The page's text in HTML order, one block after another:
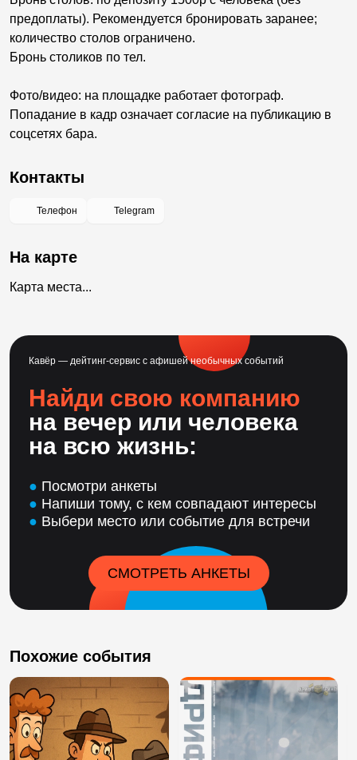
предоплаты). Рекомендуется бронировать заранее;
количество столов ограничено.
Бронь столиков по тел.
Фото/видео: на площадке работает фотограф.
Попадание в кадр означает согласие на публикацию в
соцсетях бара.
Контакты
Телефон Telegram
На карте
Карта места...
Кавёр — дейтинг-сервис с афишей необычных событий
Найди свою компанию
на вечер или человека
на всю жизнь:
● Посмотри анкеты
● Напиши тому, с кем совпадают интересы
● Выбери место или событие для встречи
СМОТРЕТЬ АНКЕТЫ
Похожие события